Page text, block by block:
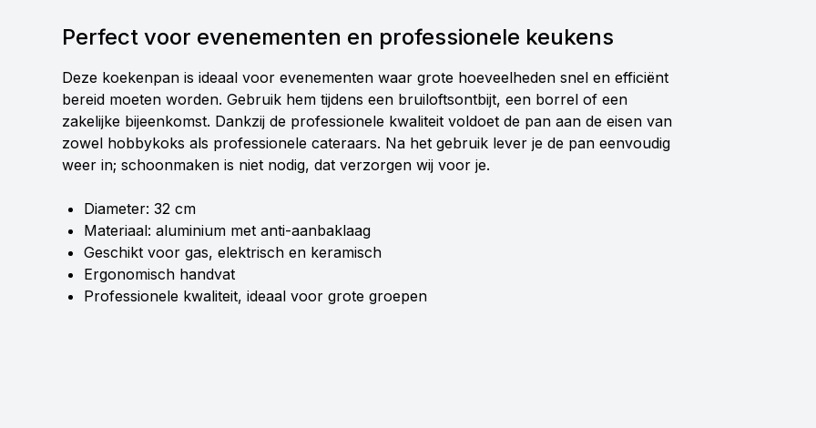
Perfect voor evenementen en professionele keukens
Deze koekenpan is ideaal voor evenementen waar grote hoeveelheden snel en efficiënt
bereid moeten worden. Gebruik hem tijdens een bruiloftsontbijt, een borrel of een
zakelijke bijeenkomst. Dankzij de professionele kwaliteit voldoet de pan aan de eisen van
zowel hobbykoks als professionele cateraars. Na het gebruik lever je de pan eenvoudig
weer in; schoonmaken is niet nodig, dat verzorgen wij voor je.
Diameter: 32 cm
Materiaal: aluminium met anti-aanbaklaag
Geschikt voor gas, elektrisch en keramisch
Ergonomisch handvat
Professionele kwaliteit, ideaal voor grote groepen